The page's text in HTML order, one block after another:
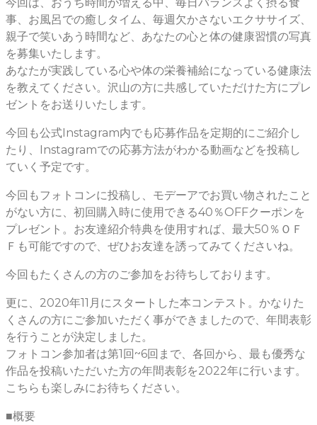
事、お風呂での癒しタイム、毎週欠かさないエクササイズ、
親子で笑いあう時間など、あなたの心と体の健康習慣の写真
を募集いたします。
あなたが実践している心や体の栄養補給になっている健康法
を教えてください。沢山の方に共感していただけた方にプレ
ゼントをお送りいたします。
今回も公式Instagram内でも応募作品を定期的にご紹介し
たり、Instagramでの応募方法がわかる動画などを投稿し
ていく予定です。
今回もフォトコンに投稿し、モデーアでお買い物されたこと
がない方に、初回購入時に使用できる40％OFFクーポンを
プレゼント。お友達紹介特典を使用すれば、最大50％ＯＦ
Ｆも可能ですので、ぜひお友達を誘ってみてくださいね。
今回もたくさんの方のご参加をお待ちしております。
更に、2020年11月にスタートした本コンテスト。かなりた
くさんの方にご参加いただく事ができましたので、年間表彰
を行うことが決定しました。
フォトコン参加者は第1回~6回まで、各回から、最も優秀な
作品を投稿いただいた方の年間表彰を2022年に行います。
こちらも楽しみにお待ちください。
■概要